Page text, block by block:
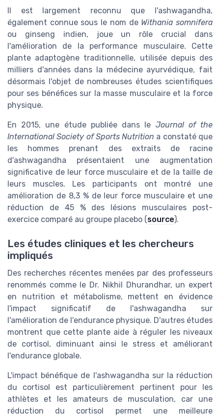
Il est largement reconnu que l'ashwagandha,
également connue sous le nom de Withania somnifera
ou ginseng indien, joue un rôle crucial dans
l'amélioration de la performance musculaire. Cette
plante adaptogène traditionnelle, utilisée depuis des
milliers d'années dans la médecine ayurvédique, fait
désormais l'objet de nombreuses études scientifiques
pour ses bénéfices sur la masse musculaire et la force
physique.
En 2015, une étude publiée dans le Journal of the
International Society of Sports Nutrition a constaté que
les hommes prenant des extraits de racine
d'ashwagandha présentaient une augmentation
significative de leur force musculaire et de la taille de
leurs muscles. Les participants ont montré une
amélioration de 8,3 % de leur force musculaire et une
réduction de 45 % des lésions musculaires post-
exercice comparé au groupe placebo (source).
Les études cliniques et les chercheurs
impliqués
Des recherches récentes menées par des professeurs
renommés comme le Dr. Nikhil Dhurandhar, un expert
en nutrition et métabolisme, mettent en évidence
l'impact significatif de l'ashwagandha sur
l'amélioration de l'endurance physique. D'autres études
montrent que cette plante aide à réguler les niveaux
de cortisol, diminuant ainsi le stress et améliorant
l'endurance globale.
L'impact bénéfique de l'ashwagandha sur la réduction
du cortisol est particulièrement pertinent pour les
athlètes et les amateurs de musculation, car une
réduction du cortisol permet une meilleure